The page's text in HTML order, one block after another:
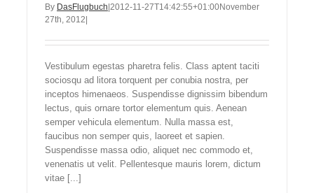
By DasFlugbuch 2012-11-27T14:42:55+01:00November
27th, 2012
Vestibulum egestas pharetra felis. Class aptent taciti
sociosqu ad litora torquent per conubia nostra, per
inceptos himenaeos. Suspendisse dignissim bibendum
lectus, quis ornare tortor elementum quis. Aenean
semper vehicula elementum. Nulla massa est,
faucibus non semper quis, laoreet et sapien.
Suspendisse massa odio, aliquet nec commodo et,
venenatis ut velit. Pellentesque mauris lorem, dictum
vitae [...]